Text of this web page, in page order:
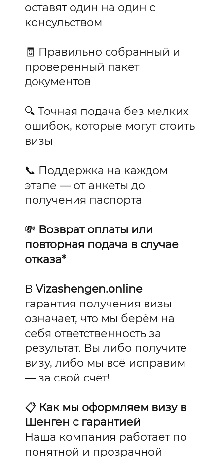
оставят один на один с
консульством
🧾 Правильно собранный и
проверенный пакет
документов
🔍 Точная подача без мелких
ошибок, которые могут стоить
визы
📞 Поддержка на каждом
этапе — от анкеты до
получения паспорта
💸 Возврат оплаты или
повторная подача в случае
отказа*
ВVizashengen.online
гарантия получения визы
означает, что мы берём на
себя ответственность за
результат. Вы либо получите
визу, либо мы всё исправим
— за свой счёт!
📋 Как мы оформляем визу в
Шенген с гарантией
Наша компания работает по
понятной и прозрачной